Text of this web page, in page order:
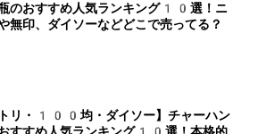
のおすすめ人気ランキング10選！ニ
無印、ダイソーなどどこで売ってる？
トリ・100均・ダイソー】チャーハン